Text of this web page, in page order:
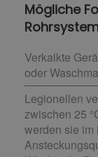
Mögliche
Verkalkte
oder
Legionellen
zwischen 25
werden sie im